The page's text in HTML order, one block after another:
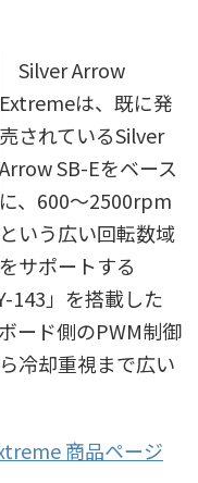
Silver Arrow
Extremeは、既に発
売されているSilver
Arrow SB-Eをベース
に、600～2500rpm
という広い回転数域
をサポートする
143」を搭載した
ード側のPWM制御
冷却重視まで広い
商品ページ